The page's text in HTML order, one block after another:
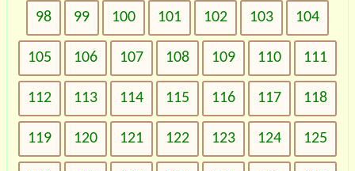
98 99 100 101 102 103 104
105 106 107 108 109 110 111
112 113 114 115 116 117 118
119 120 121 122 123 124 125